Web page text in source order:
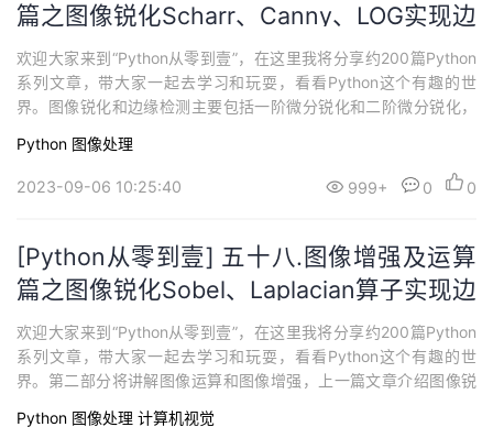
篇之图像锐化Scharr、Canny、LOG实现边
缘检测
欢迎大家来到“Python从零到壹”，在这里我将分享约200篇Python
系列文章，带大家一起去学习和玩耍，看看Python这个有趣的世
界。图像锐化和边缘检测主要包括一阶微分锐化和二阶微分锐化，
nny算子和LOG算子。希望文章对您有所帮助！
Python 图像处理
2023-09-06 10:25:40 999+ 0 0
[Python从零到壹] 五十八.图像增强及运算
篇之图像锐化Sobel、Laplacian算子实现边
缘检测
欢迎大家来到“Python从零到壹”，在这里我将分享约200篇Python
系列文章，带大家一起去学习和玩耍，看看Python这个有趣的世
界。第二部分将讲解图像运算和图像增强，上一篇文章介绍图像锐
识，希望对您有所帮助。
Python 图像处理 计算机视觉